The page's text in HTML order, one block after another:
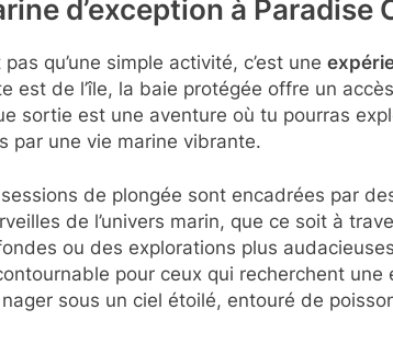
d’exception à Paradise
qu’une simple activité, c’est une
est de l’île, la baie protégée offre un
sortie est une aventure où tu pourras
par une vie marine vibrante.
de plongée sont encadrées par
de l’univers marin, que ce soit à
ou des explorations plus
pour ceux qui recherchent une
sous un ciel étoilé, entouré de